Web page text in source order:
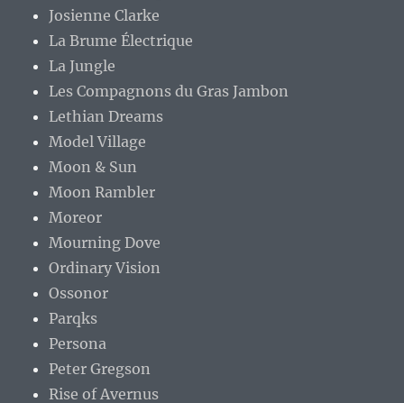
Josienne Clarke
La Brume Électrique
La Jungle
Les Compagnons du Gras Jambon
Lethian Dreams
Model Village
Moon & Sun
Moon Rambler
Moreor
Mourning Dove
Ordinary Vision
Ossonor
Parqks
Persona
Peter Gregson
Rise of Avernus